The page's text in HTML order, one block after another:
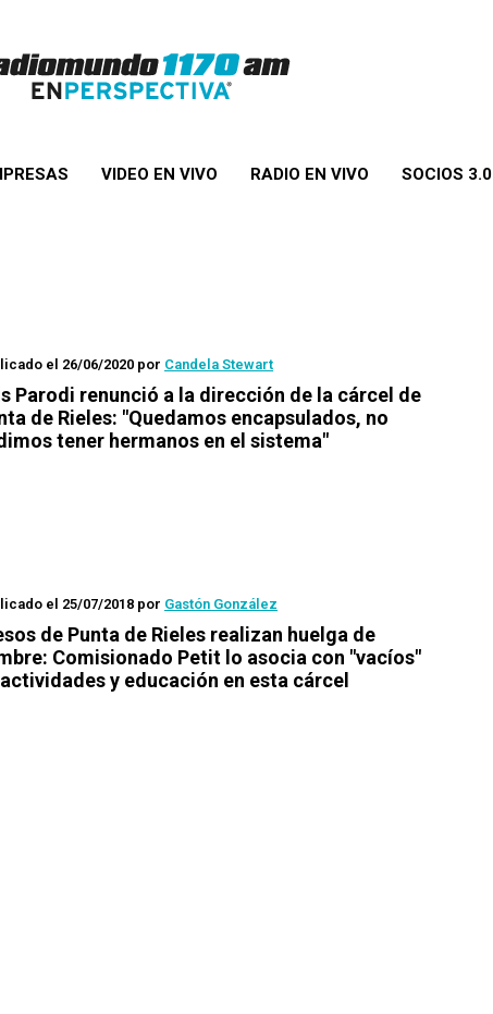
VIDEO EN VIVO RADIO EN VIVO SOCIOS 3.0
el 26/06/2020 por Candela Stewart
Parodi renunció a la dirección de la cárcel de
de Rieles: "Quedamos encapsulados, no
tener hermanos en el sistema"
el 25/07/2018 por Gastón González
de Punta de Rieles realizan huelga de
Comisionado Petit lo asocia con "vacíos"
y educación en esta cárcel